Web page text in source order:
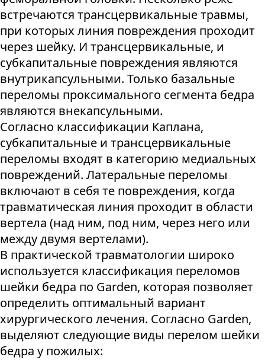
встречаются трансцервикальные травмы,
при которых линия повреждения проходит
через шейку. И трансцервикальные, и
субкапитальные повреждения являются
внутрикапсульными. Только базальные
переломы проксимального сегмента бедра
являются внекапсульными.
Согласно классификации Каплана,
субкапитальные и трансцервикальные
переломы входят в категорию медиальных
повреждений. Латеральные переломы
включают в себя те повреждения, когда
травматическая линия проходит в области
вертела (над ним, под ним, через него или
между двумя вертелами).
В практической травматологии широко
используется классификация переломов
шейки бедра по Garden, которая позволяет
определить оптимальный вариант
хирургического лечения. Согласно Garden,
выделяют следующие виды перелом шейки
бедра у пожилых: